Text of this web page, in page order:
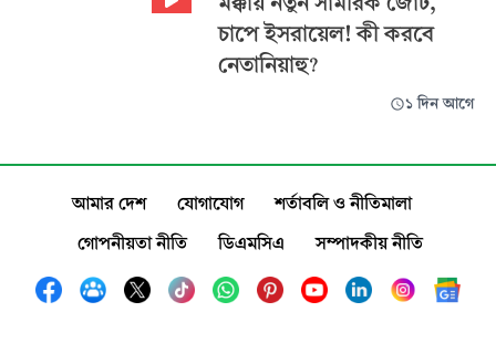
চাপে ইসরায়েল! কী করবে
নেতানিয়াহু?
১ দিন আগে
আমার দেশ যোগাযোগ
শর্তাবলি ও নীতিমালা
গোপনীয়তা নীতি
ডিএমসিএ সম্পাদকীয় নীতি